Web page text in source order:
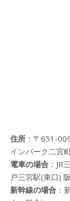
住所 ：〒651-
インパーク二宮
電車の場合 ：
戸三宮駅(東口)
新幹線の場合 ：